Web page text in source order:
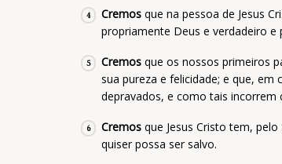
4 Cremos que na pessoa de Jesus
propriamente Deus e verdadeiro
5 Cremos que os nossos primeiros
sua pureza e felicidade; e que,
depravados, e como tais incorrem
6 Cremos que Jesus Cristo tem,
quiser possa ser salvo.